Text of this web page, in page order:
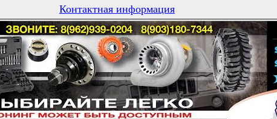
Контактная информация